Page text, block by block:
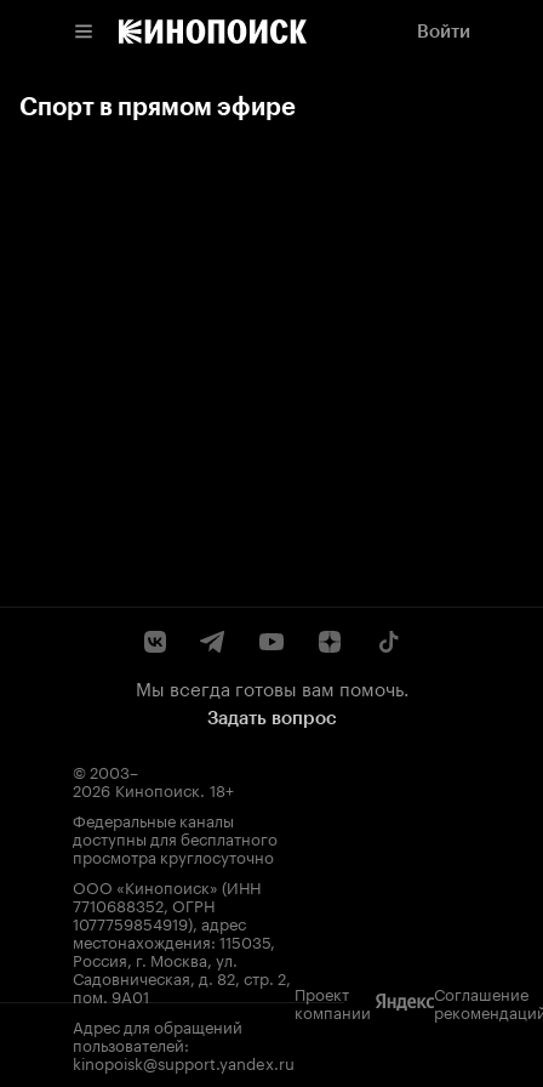
Войти
Спорт в прямом эфире
Мы всегда готовы вам помочь.
Задать вопрос
© 2003–
2026 Кинопоиск. 18+
Федеральные каналы
доступны для бесплатного
просмотра круглосуточно
ООО «Кинопоиск» (ИНН
7710688352, ОГРН
1077759854919), адрес
местонахождения: 115035,
Россия, г. Москва, ул.
Садовническая, д. 82, стр. 2,
пом. 9А01
Адрес для обращений
пользователей:
kinopoisk@support.yandex.ru
Проект
компании
Соглашение